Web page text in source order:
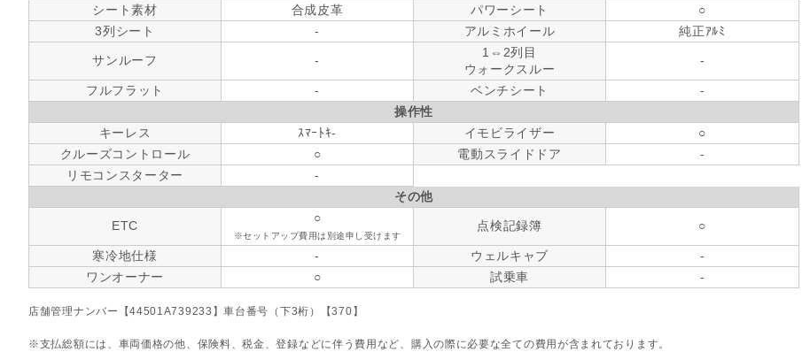
シート素材
合成皮革 パワーシート
○
3列シート
- アルミホイール 純正ｱﾙﾐ
サンルーフ -
1⇔2列目
ウォークスルー
-
フルフラット - ベンチシート
-
操作性
キーレス
ｽﾏｰﾄｷ- イモビライザー
○
クルーズコントロール
○ 電動スライドドア
-
リモコンスターター
-
その他
ETC
○
※セットアップ費用は別途申し受けます
点検記録簿 ○
寒冷地仕様 - ウェルキャブ
-
ワンオーナー
○ 試乗車 -
店舗管理ナンバー【44501A739233】車台番号（下3桁）【370】
支払総額には、車両価格の他、保険料、税金、登録などに伴う費用など、購入の際に必要な全ての費用が含まれております。